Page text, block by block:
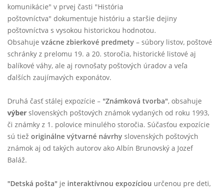
komunikácie" v prvej časti "História
poštovníctva" dokumentuje históriu a staršie dejiny
poštovníctva s vysokou historickou hodnotou.
Obsahuje vzácne zbierkové predmety – súbory listov, poštové
schránky z prelomu 19. a 20. storočia, historické listové aj
balíkové váhy, ale aj rovnošaty poštových úradov a veľa
ďalších zaujímavých exponátov.
Druhá časť stálej expozície – "Známková tvorba", obsahuje
výber slovenských poštových známok vydaných od roku 1993,
či známky z 1. polovice minulého storočia. Súčasťou expozície
sú tiež originálne výtvarné návrhy slovenských poštových
známok aj od takých autorov ako Albín Brunovský a Jozef
Baláž.
"Detská pošta" je interaktívnou expozíciou určenou pre deti,